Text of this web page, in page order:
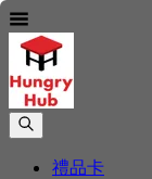
禮品卡